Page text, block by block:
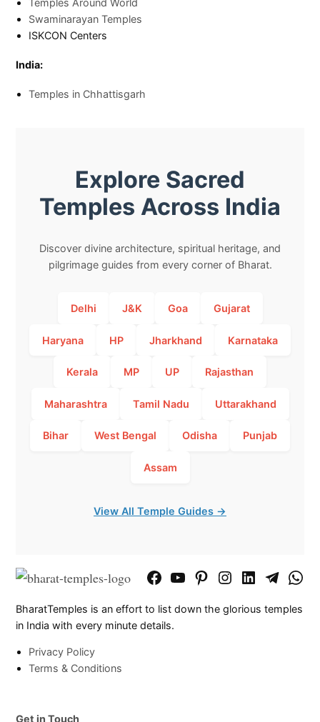
Temples Around World
Swaminarayan Temples
ISKCON Centers
India:
Temples in Chhattisgarh
Explore Sacred
Temples Across India
Discover divine architecture, spiritual heritage, and
pilgrimage guides from every corner of Bharat.
Delhi J&K Goa Gujarat
Haryana HP Jharkhand Karnataka
Kerala MP UP Rajasthan
Maharashtra Tamil Nadu Uttarakhand
Bihar West Bengal Odisha Punjab
Assam
View All Temple Guides →
FacebookYouTubePinterestInstagram
LinkedInTelegram
BharatTemples is an effort to list down the glorious temples
in India with every minute details.
Privacy Policy
Terms & Conditions
Get in Touch